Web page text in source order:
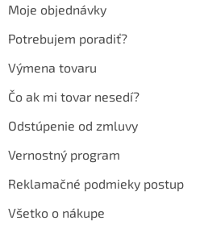
Moje objednávky
Potrebujem poradiť?
Výmena tovaru
Čo ak mi tovar nesedí?
Odstúpenie od zmluvy
Vernostný program
Reklamačné podmieky postup
Všetko o nákupe